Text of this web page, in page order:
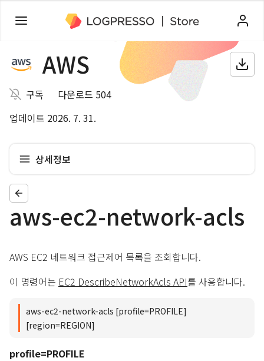
AWS
구독
다운로드 504
업데이트 2026. 7. 31.
상세정보
aws-ec2-network-acls
AWS EC2 네트워크 접근제어 목록을 조회합니다.
이 명령어는 EC2 DescribeNetworkAcls API를 사용합니다.
aws-ec2-network-acls [profile=PROFILE]
[region=REGION]
profile=PROFILE